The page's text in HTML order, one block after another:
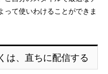
って使いわけることができま
は、直ちに配信する